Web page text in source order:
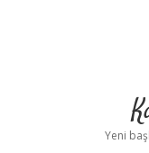
Yeni